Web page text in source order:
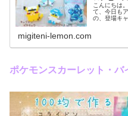
こんにちは
て、今日も
の、登場キ
migiteni-lemon.com
ポケモンスカーレット・バ